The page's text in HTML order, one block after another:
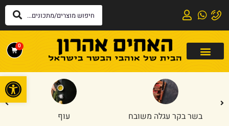
0
בשר בקר עגלה משובח עוף